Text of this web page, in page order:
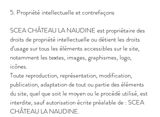
5. Propriété intellectuelle et contrefaçons
SCEA CHÂTEAU LA NAUDINE est propriétaire des
droits de propriété intellectuelle ou détient les droits
d’usage sur tous les éléments accessibles sur le site,
notamment les textes, images, graphismes, logo,
icônes.
Toute reproduction, représentation, modification,
publication, adaptation de tout ou partie des éléments
du site, quel que soit le moyen ou le procédé utilisé, est
interdite, sauf autorisation écrite préalable de : SCEA
CHÂTEAU LA NAUDINE.